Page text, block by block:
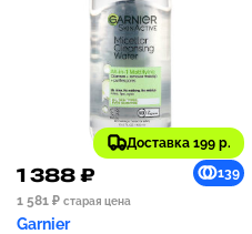
Доставка 199 р.
1 388 ₽
139
1 581 ₽ старая цена
Garnier